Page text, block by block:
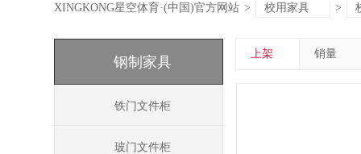
XINGKONG星空体育·(中国)官方网站 > 校用家具 >
钢制家具
铁门文件柜
玻门文件柜
上架 销量